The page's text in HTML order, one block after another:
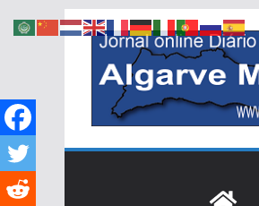
Skip
content